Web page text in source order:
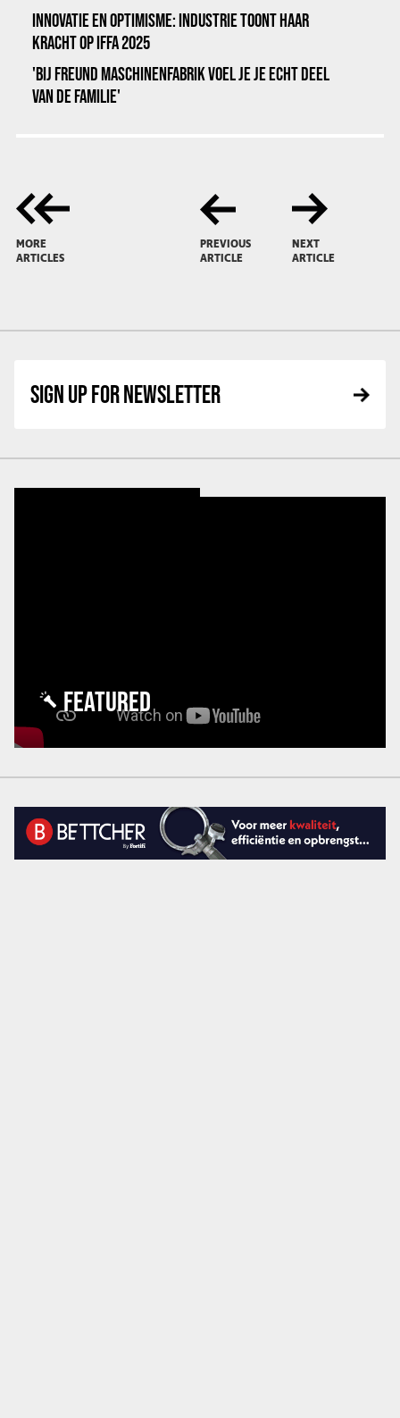
INNOVATIE EN OPTIMISME: INDUSTRIE TOONT HAAR
KRACHT OP IFFA 2025
'BIJ FREUND MASCHINENFABRIK VOEL JE JE ECHT DEEL
VAN DE FAMILIE'
MORE
ARTICLES
PREVIOUS
ARTICLE
NEXT
ARTICLE
SIGN UP FOR NEWSLETTER
FEATURED